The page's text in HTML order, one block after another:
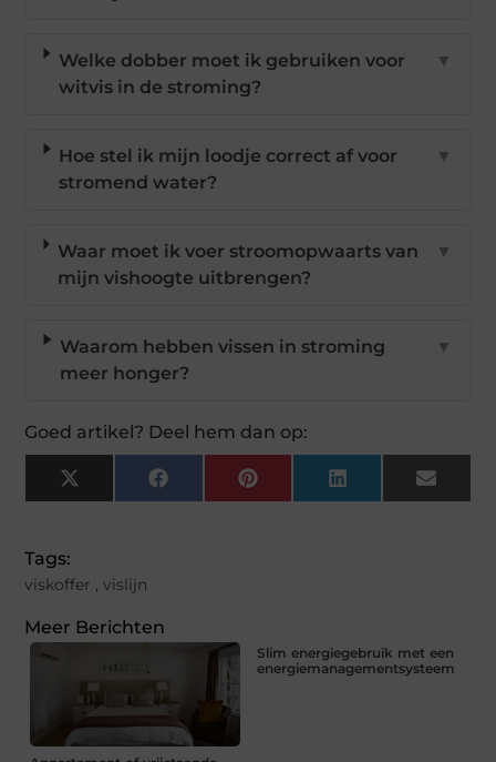
Welke dobber moet ik gebruiken voor
witvis in de stroming?
▼
Hoe stel ik mijn loodje correct af voor
stromend water?
▼
Waar moet ik voer stroomopwaarts van
mijn vishoogte uitbrengen?
▼
Waarom hebben vissen in stroming
meer honger?
▼
Goed artikel? Deel hem dan op:
X
(Twitter)
FacebookPinterestLinkedIn Email
Tags:
viskoffer ,vislijn
Meer Berichten
Slim energiegebruik met een
energiemanagementsysteem